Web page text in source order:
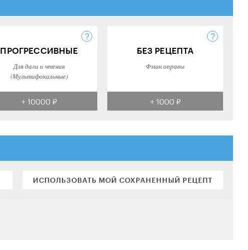
ПРОГРЕССИВНЫЕ
Для дали и чтения
(Мультифокальные)
+ 10000 ₽
БЕЗ РЕЦЕПТА
Фэшн оправы
+ 1000 ₽
ИСПОЛЬЗОВАТЬ МОЙ СОХРАНЕННЫЙ РЕЦЕПТ